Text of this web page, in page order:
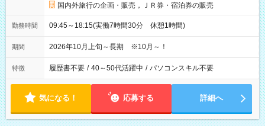
国内外旅行の企画・販売，ＪＲ券・宿泊券の販売
勤務時間 09:45～18:15(実働7時間30分 休憩1時間)
期間 2026年10月上旬～長期 ※10月～！
特徴 履歴書不要 / 40～50代活躍中 / パソコンスキル不要
気になる！ 応募する 詳細へ